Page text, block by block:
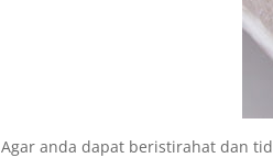
Agar anda dapat beristirahat dan